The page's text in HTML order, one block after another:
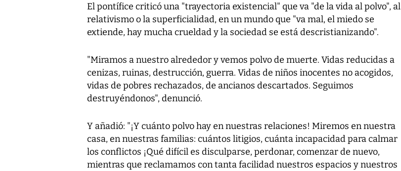
El pontífice criticó una "trayectoria existencial" que va "de la vida al polvo", al
relativismo o la superficialidad, en un mundo que "va mal, el miedo se
extiende, hay mucha crueldad y la sociedad se está descristianizando".
"Miramos a nuestro alrededor y vemos polvo de muerte. Vidas reducidas a
cenizas, ruinas, destrucción, guerra. Vidas de niños inocentes no acogidos,
vidas de pobres rechazados, de ancianos descartados. Seguimos
destruyéndonos", denunció.
Y añadió: "¡Y cuánto polvo hay en nuestras relaciones! Miremos en nuestra
casa, en nuestras familias: cuántos litigios, cuánta incapacidad para calmar
los conflictos ¡Qué difícil es disculparse, perdonar, comenzar de nuevo,
mientras que reclamamos con tanta facilidad nuestros espacios y nuestros